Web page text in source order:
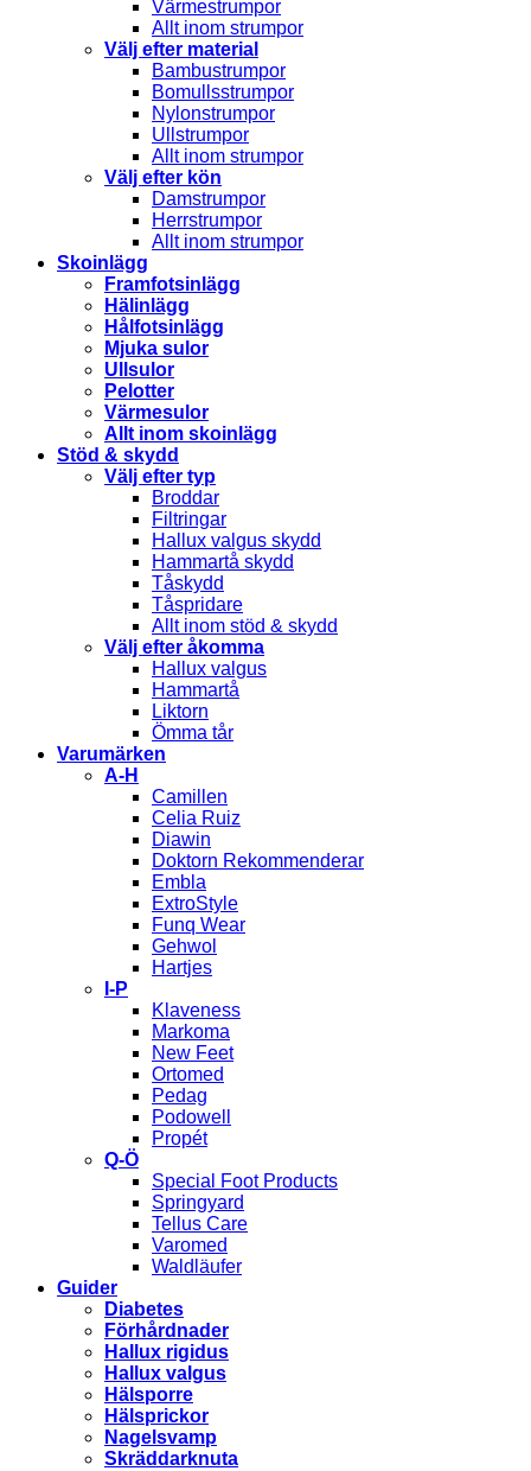
Värmestrumpor
Allt inom strumpor
Välj efter material
Bambustrumpor
Bomullsstrumpor
Nylonstrumpor
Ullstrumpor
Allt inom strumpor
Välj efter kön
Damstrumpor
Herrstrumpor
Allt inom strumpor
Skoinlägg
Framfotsinlägg
Hälinlägg
Hålfotsinlägg
Mjuka sulor
Ullsulor
Pelotter
Värmesulor
Allt inom skoinlägg
Stöd & skydd
Välj efter typ
Broddar
Filtringar
Hallux valgus skydd
Hammartå skydd
Tåskydd
Tåspridare
Allt inom stöd & skydd
Välj efter åkomma
Hallux valgus
Hammartå
Liktorn
Ömma tår
Varumärken
A-H
Camillen
Celia Ruiz
Diawin
Doktorn Rekommenderar
Embla
ExtroStyle
Funq Wear
Gehwol
Hartjes
I-P
Klaveness
Markoma
New Feet
Ortomed
Pedag
Podowell
Propét
Q-Ö
Special Foot Products
Springyard
Tellus Care
Varomed
Waldläufer
Guider
Diabetes
Förhårdnader
Hallux rigidus
Hallux valgus
Hälsporre
Hälsprickor
Nagelsvamp
Skräddarknuta